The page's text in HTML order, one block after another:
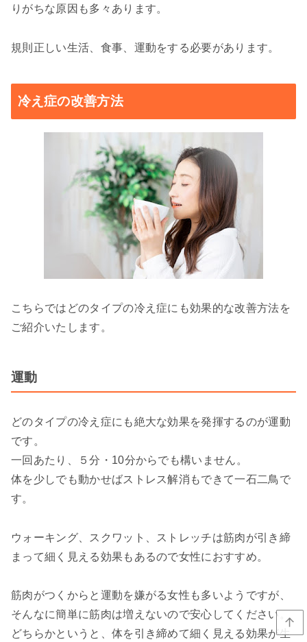
りがちな原因も多々あります。
規則正しい生活、食事、運動をする必要があります。
冷え症の改善方法
こちらではどのタイプの冷え症にも効果的な改善方法を
ご紹介いたします。
運動
どのタイプの冷え症にも絶大な効果を発揮するのが運動
です。
一回あたり、５分・10分からでも構いません。
体を少しでも動かせばストレス解消もできて一石二鳥で
す。
ウォーキング、スクワット、ストレッチは筋肉が引き締
まって細く見える効果もあるので女性におすすめ。
筋肉がつくからと運動を嫌がる女性も多いようですが、
そんなに簡単に筋肉は増えないので安心してください。
どちらかというと、体を引き締めて細く見える効果が生